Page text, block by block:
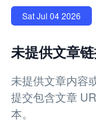
Sat Jul 04 2026
未提供文章
未提供文章内容
提交包含文章
本。